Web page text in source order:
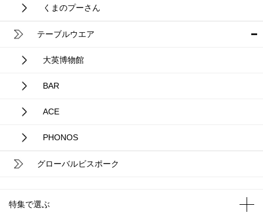
くまのプーさん
テーブルウエア
大英博物館
BAR
ACE
PHONOS
グローバルビスポーク
特集で選ぶ